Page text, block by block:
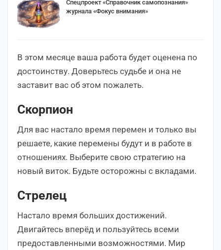
Спецпроект «Справочник самопознания»
журнала «Фокус внимания»
В этом месяце ваша работа будет оценена по
достоинству. Доверьтесь судьбе и она не
заставит вас об этом пожалеть.
Скорпион
Для вас настало время перемен и только вы
решаете, какие перемены будут и в работе в
отношениях. Выберите свою стратегию на
новый виток. Будьте осторожны с вкладами.
Стрелец
Настало время больших достижений.
Двигайтесь вперёд и пользуйтесь всеми
предоставленными возможностями. Мир